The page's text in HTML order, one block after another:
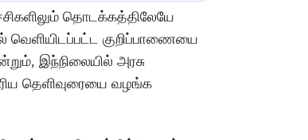
தொடக்கத்திலேயே
வெளியிடப்பட்ட குறிப்பாணையை
இந்நிலையில் அரசு
தெளிவுரையை வழங்க